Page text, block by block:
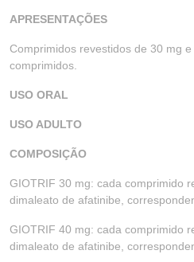
APRESENTAÇÕES
Comprimidos revestidos de 30 mg
comprimidos.
USO ORAL
USO ADULTO
COMPOSIÇÃO
GIOTRIF 30 mg: cada comprimido
dimaleato de afatinibe,
GIOTRIF 40 mg: cada comprimido
dimaleato de afatinibe,